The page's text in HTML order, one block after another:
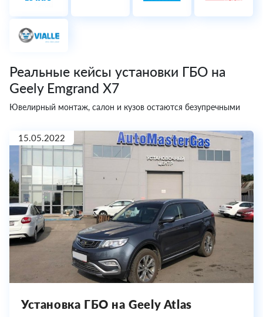
Реальные кейсы установки ГБО на
Geely Emgrand X7
Ювелирный монтаж, салон и кузов остаются безупречными
15.05.2022
Установка ГБО на Geely Atlas